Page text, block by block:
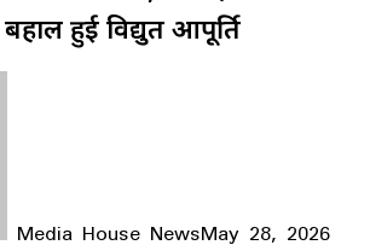
हुई विद्युत आपूर्ति
Media House NewsMay 28, 2026